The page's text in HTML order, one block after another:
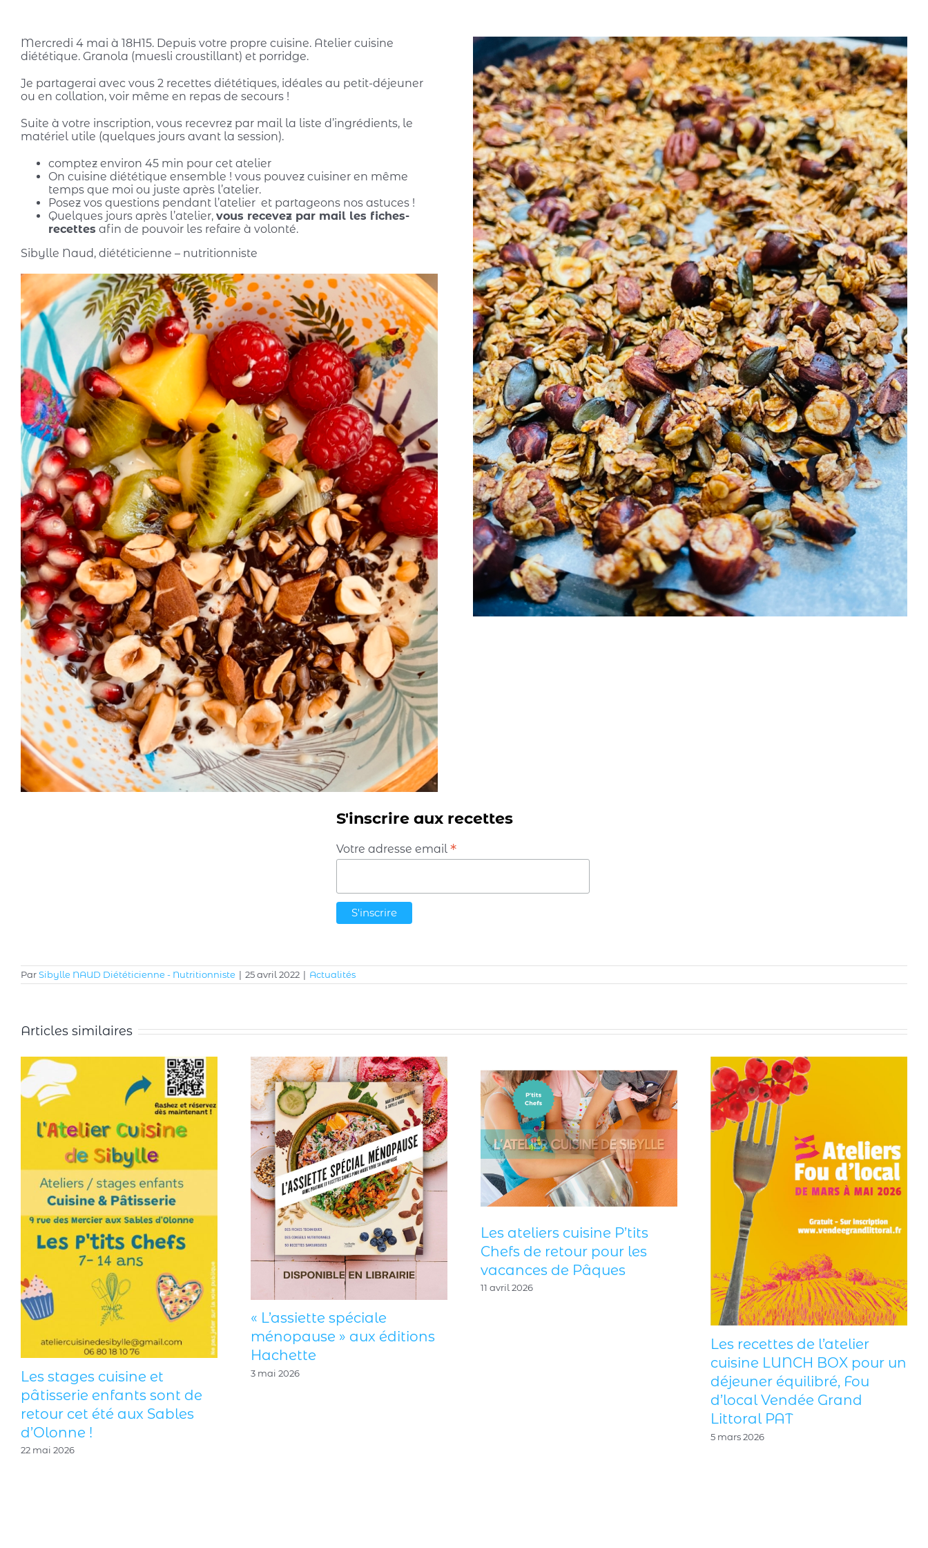
Mercredi 4 mai à 18H15. Depuis votre propre cuisine. Atelier cuisine
diététique. Granola (muesli croustillant) et porridge.
Je partagerai avec vous 2 recettes diététiques, idéales au petit-déjeuner
ou en collation, voir même en repas de secours !
Suite à votre inscription, vous recevrez par mail la liste d’ingrédients, le
matériel utile (quelques jours avant la session).
comptez environ 45 min pour cet atelier
On cuisine diététique ensemble ! vous pouvez cuisiner en même
temps que moi ou juste après l’atelier.
Posez vos questions pendant l’atelier et partageons nos astuces !
Quelques jours après l’atelier, vous recevez par mail les fiches-
recettes afin de pouvoir les refaire à volonté.
Sibylle Naud, diététicienne – nutritionniste
S'inscrire aux recettes
Votre adresse email *
ParSibylle NAUD Diététicienne - Nutritionniste | 25 avril 2022 | Actualités
Articles similaires
de l’atelier
BOX pour un
Fou
Grand
Les stages cuisine et
pâtisserie enfants sont de
retour cet été aux Sables
ménopause » aux éditions
Les ateliers cuisine P’tits
Chefs de retour pour les
vacances de Pâques
Les
cuisine
déjeuner
d’local